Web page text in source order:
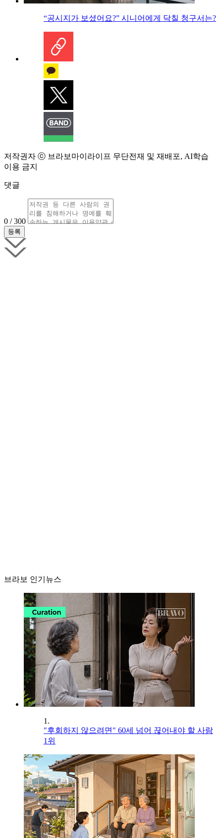
“공시지가 보셨어요?” 시니어에게 닥칠 청구서는?
저작권자 ⓒ 브라보마이라이프 무단전재 및 재배포, AI학습
이용 금지
댓글
0 / 300
브라보 인기뉴스
1.
"후회하지 않으려면" 60세 넘어 끊어내야 할 사람
1위